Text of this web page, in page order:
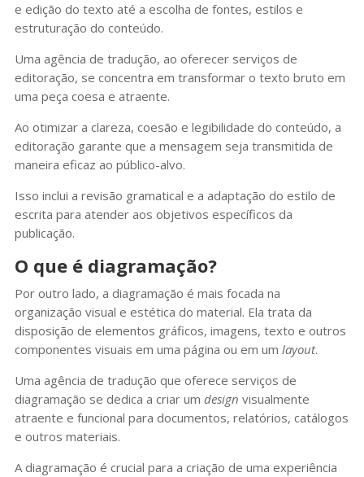
e edição do texto até a escolha de fontes, estilos e
estruturação do conteúdo.
Uma agência de tradução, ao oferecer serviços de
editoração, se concentra em transformar o texto bruto em
uma peça coesa e atraente.
Ao otimizar a clareza, coesão e legibilidade do conteúdo, a
editoração garante que a mensagem seja transmitida de
maneira eficaz ao público-alvo.
Isso inclui a revisão gramatical e a adaptação do estilo de
escrita para atender aos objetivos específicos da
publicação.
O que é diagramação?
Por outro lado, a diagramação é mais focada na
organização visual e estética do material. Ela trata da
disposição de elementos gráficos, imagens, texto e outros
componentes visuais em uma página ou em um layout.
Uma agência de tradução que oferece serviços de
diagramação se dedica a criar um design visualmente
atraente e funcional para documentos, relatórios, catálogos
e outros materiais.
A diagramação é crucial para a criação de uma experiência